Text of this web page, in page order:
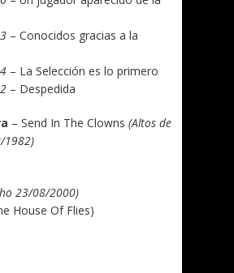
– Conocidos gracias a la
– La Selección es lo primero
– Despedida
– Send In The Clowns (Altos de
1982)
23/08/2000)
House Of Flies)